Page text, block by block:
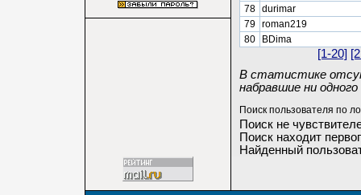
78 durimar
79 roman219
80
BDima
[1-20]
В статистике
набравшие ни одного
Поиск пользователя по
Поиск не
Поиск находит
Найденный